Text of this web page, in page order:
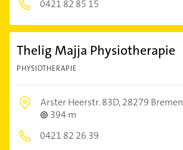
0421 82 85 15
Thelig Majja Physiotherapie
PHYSIOTHERAPIE
Arster Heerstr. 83D,28279 Bremen
394 m
0421 82 26 39